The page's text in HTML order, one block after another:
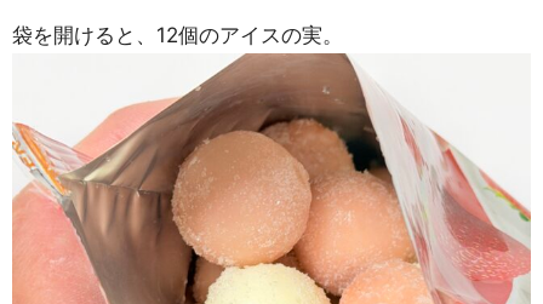
袋を開けると、12個のアイスの実。